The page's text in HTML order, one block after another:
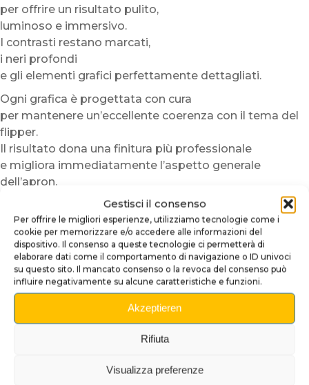
Gestisci il consenso
Per offrire le migliori esperienze, utilizziamo tecnologie come i
cookie per memorizzare e/o accedere alle informazioni del
dispositivo. Il consenso a queste tecnologie ci permetterà di
elaborare dati come il comportamento di navigazione o ID univoci
su questo sito. Il mancato consenso o la revoca del consenso può
influire negativamente su alcune caratteristiche e funzioni.
Akzeptieren
Rifiuta
Visualizza preferenze
per offrire un risultato pulito,
luminoso e immersivo.
I contrasti restano marcati,
i neri profondi
e gli elementi grafici perfettamente dettagliati.
Ogni grafica è progettata con cura
per mantenere un’eccellente coerenza con il tema del
flipper.
Il risultato dona una finitura più professionale
e migliora immediatamente l’aspetto generale
dell’apron.
La carta fotografica utilizzata offre inoltre
una buona rigidità
e una piacevole manipolazione quotidiana.
Le carte restano facili da rimuovere,
sostituire o pulire quando necessario.
Installazione semplice e veloce
L’installazione non richiede attrezzi
né modifiche alla macchina.
negli appositi alloggiamenti dell’apron del flipper.